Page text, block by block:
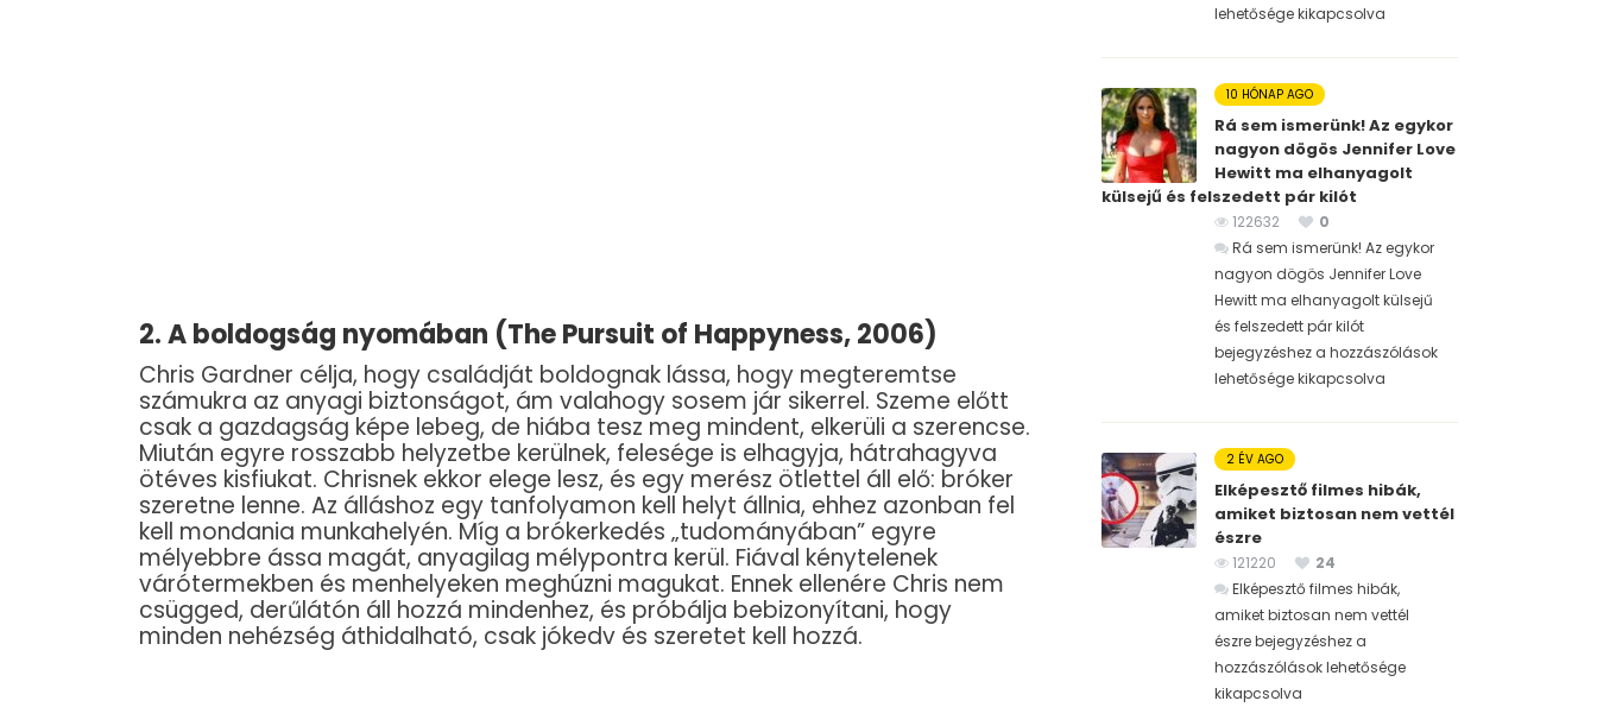
2. A boldogság nyomában (The Pursuit of Happyness, 2006)
Chris Gardner célja, hogy családját boldognak lássa, hogy megteremtse
számukra az anyagi biztonságot, ám valahogy sosem jár sikerrel. Szeme előtt
csak a gazdagság képe lebeg, de hiába tesz meg mindent, elkerüli a szerencse.
Miután egyre rosszabb helyzetbe kerülnek, felesége is elhagyja, hátrahagyva
ötéves kisfiukat. Chrisnek ekkor elege lesz, és egy merész ötlettel áll elő: bróker
szeretne lenne. Az álláshoz egy tanfolyamon kell helyt állnia, ehhez azonban fel
kell mondania munkahelyén. Míg a brókerkedés „tudományában” egyre
mélyebbre ássa magát, anyagilag mélypontra kerül. Fiával kénytelenek
várótermekben és menhelyeken meghúzni magukat. Ennek ellenére Chris nem
csügged, derűlátón áll hozzá mindenhez, és próbálja bebizonyítani, hogy
minden nehézség áthidalható, csak jókedv és szeretet kell hozzá.
lehetősége kikapcsolva
10 HÓNAP AGO
Rá sem ismerünk! Az egykor
nagyon dögös Jennifer Love
Hewitt ma elhanyagolt
külsejű és felszedett pár kilót
122632
0
Rá sem ismerünk! Az egykor
nagyon dögös Jennifer Love
Hewitt ma elhanyagolt külsejű
és felszedett pár kilót
bejegyzéshez a hozzászólások
lehetősége kikapcsolva
2 ÉV AGO
Elképesztő filmes hibák,
amiket biztosan nem vettél
észre
121220
24
Elképesztő filmes hibák,
amiket biztosan nem vettél
észre bejegyzéshez a
hozzászólások lehetősége
kikapcsolva